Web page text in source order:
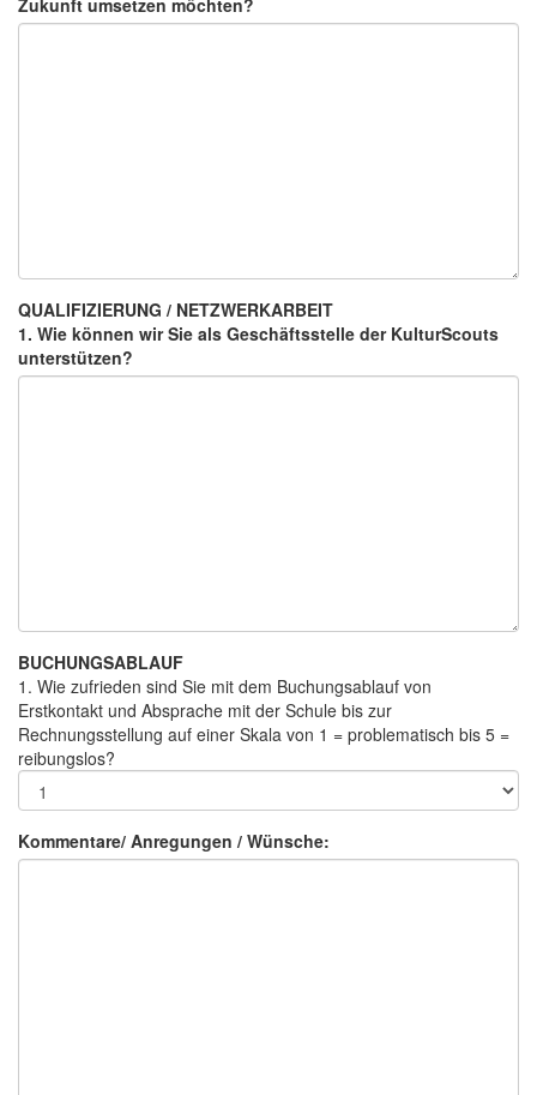
Zukunft umsetzen möchten?
QUALIFIZIERUNG / NETZWERKARBEIT
1. Wie können wir Sie als Geschäftsstelle der KulturScouts
unterstützen?
BUCHUNGSABLAUF
1. Wie zufrieden sind Sie mit dem Buchungsablauf von
Erstkontakt und Absprache mit der Schule bis zur
Rechnungsstellung auf einer Skala von 1 = problematisch bis 5 =
reibungslos?
Kommentare/ Anregungen / Wünsche: